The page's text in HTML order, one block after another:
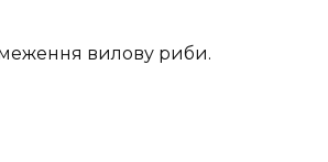
вилову риби.